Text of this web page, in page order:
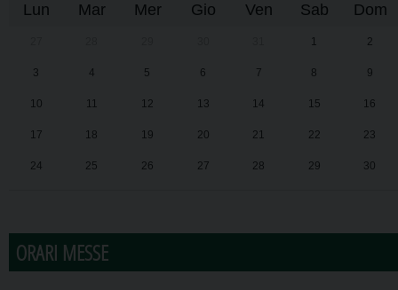
Lun
Mar Mer Gio Ven Sab Dom
1 2
3 4 5 6 7 8 9
10 11 12 13 14 15 16
17 18 19 20 21 22 23
24 25 26 27 28 29 30
ORARI MESSE